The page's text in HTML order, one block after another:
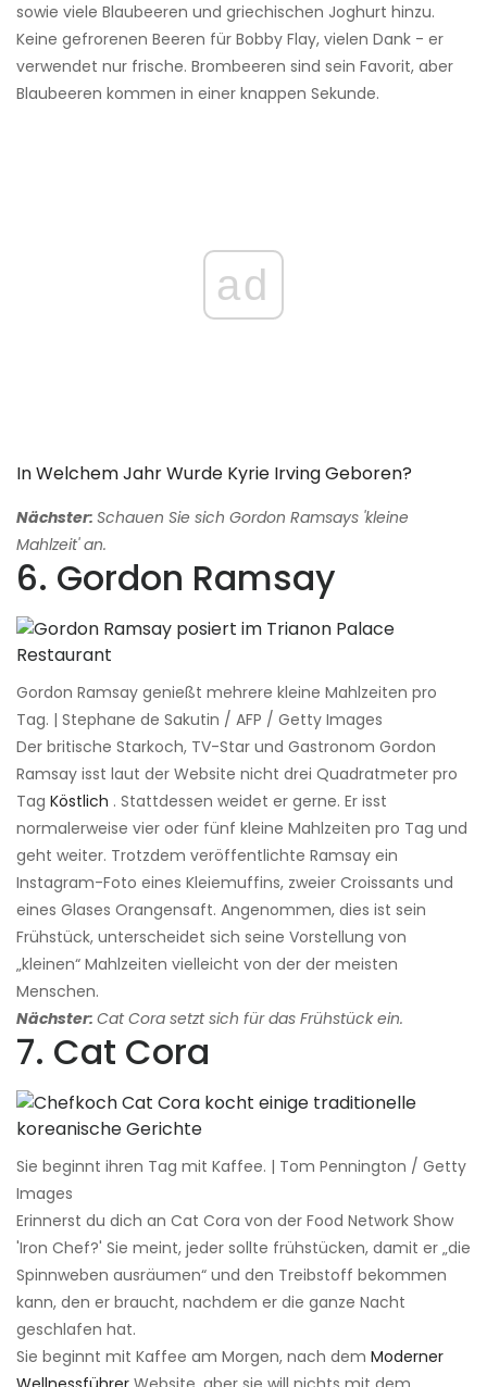
sowie viele Blaubeeren und griechischen Joghurt hinzu.
Keine gefrorenen Beeren für Bobby Flay, vielen Dank - er
verwendet nur frische. Brombeeren sind sein Favorit, aber
Blaubeeren kommen in einer knappen Sekunde.
ad
In Welchem ​​Jahr Wurde Kyrie Irving Geboren?
Nächster: Schauen Sie sich Gordon Ramsays 'kleine
Mahlzeit' an.
6. Gordon Ramsay
Gordon Ramsay genießt mehrere kleine Mahlzeiten pro
Tag. | Stephane de Sakutin / AFP / Getty Images
Der britische Starkoch, TV-Star und Gastronom Gordon
Ramsay isst laut der Website nicht drei Quadratmeter pro
Tag Köstlich . Stattdessen weidet er gerne. Er isst
normalerweise vier oder fünf kleine Mahlzeiten pro Tag und
geht weiter. Trotzdem veröffentlichte Ramsay ein
Instagram-Foto eines Kleiemuffins, zweier Croissants und
eines Glases Orangensaft. Angenommen, dies ist sein
Frühstück, unterscheidet sich seine Vorstellung von
„kleinen“ Mahlzeiten vielleicht von der der meisten
Menschen.
Nächster: Cat Cora setzt sich für das Frühstück ein.
7. Cat Cora
Sie beginnt ihren Tag mit Kaffee. | Tom Pennington / Getty
Images
Erinnerst du dich an Cat Cora von der Food Network Show
'Iron Chef?' Sie meint, jeder sollte frühstücken, damit er „die
Spinnweben ausräumen“ und den Treibstoff bekommen
kann, den er braucht, nachdem er die ganze Nacht
geschlafen hat.
Sie beginnt mit Kaffee am Morgen, nach dem Moderner